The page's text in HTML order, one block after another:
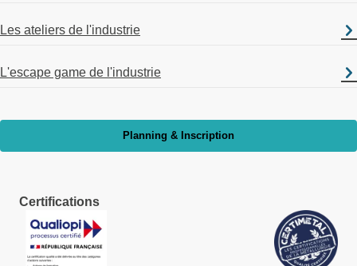
Les ateliers de l'industrie
L'escape game de l'industrie
Planning & Inscription
Certifications